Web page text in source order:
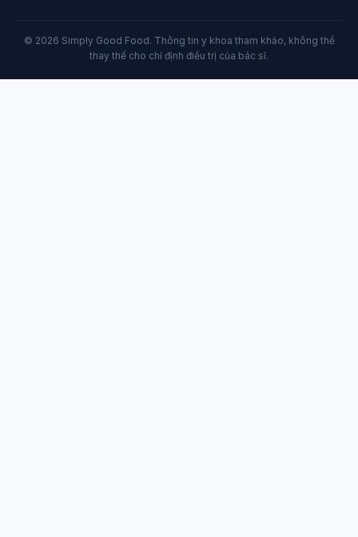
© 2026 Simply Good Food. Thông tin y khoa tham khảo, không thể
thay thế cho chỉ định điều trị của bác sĩ.